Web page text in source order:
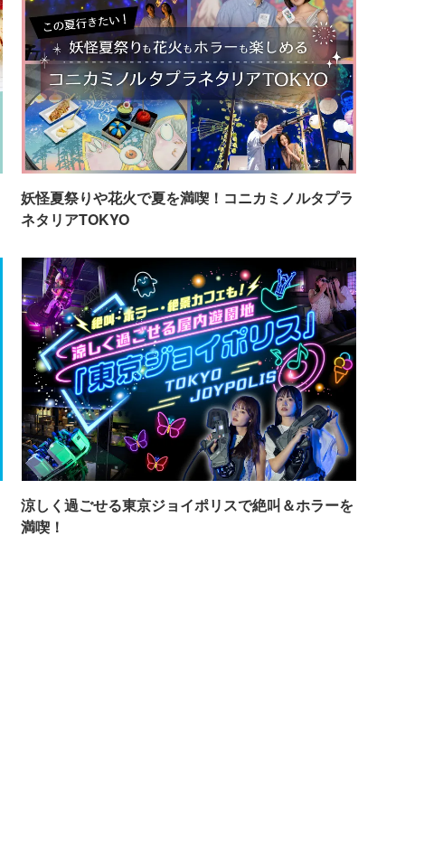
妖怪夏祭りや花火で夏を満喫！コニカミノルタプラ
ネタリアTOKYO
涼しく過ごせる東京ジョイポリスで絶叫＆ホラーを
満喫！